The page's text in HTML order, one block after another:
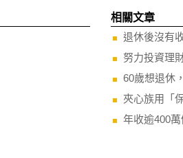
相關文章
退休後沒有
努力投資理
60歲想退休
夾心族用「
年收逾400